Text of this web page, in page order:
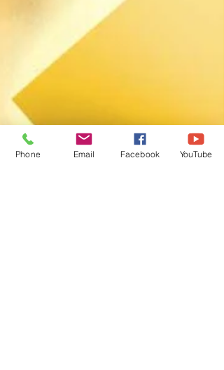
Phone Email Facebook YouTube